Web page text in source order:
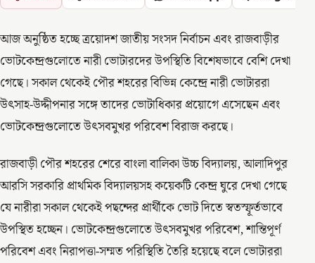
আজ অনুষ্ঠিত হচ্ছে ত্রয়োদশ জাতীয় সংসদ নির্বাচন এবং রাজবাড়ীর
ভোটকেন্দ্রগুলোতে নারী ভোটারদের উপস্থিতি বিশেষভাবে বেশি দেখা
গেছে। সকাল থেকেই পৌর শহরের বিভিন্ন কেন্দ্রে নারী ভোটাররা
উৎসাহ-উদ্দীপনার সঙ্গে তাদের ভোটাধিকার প্রয়োগে এসেছেন এবং
ভোটকেন্দ্রগুলোতে উৎসবমুখর পরিবেশ বিরাজ করছে।
রাজবাড়ী পৌর শহরের শেরে বাংলা বালিকা উচ্চ বিদ্যালয়, আলাদিপুর
আরসি সরকারি প্রাথমিক বিদ্যালয়সহ কয়েকটি কেন্দ্র ঘুরে দেখা গেছে
যে নারীরা সকাল থেকেই পছন্দের প্রার্থীকে ভোট দিতে স্বতস্ফূর্তভাবে
উপস্থিত হচ্ছেন। ভোটকেন্দ্রগুলোতে উৎসবমুখর পরিবেশ, শান্তিপূর্ণ
পরিবেশ এবং নিরাপত্তা-সম্মত পরিস্থিতি তৈরি হয়েছে বলে ভোটাররা